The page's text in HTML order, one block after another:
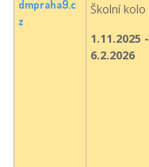
dmpraha9.c
z
Školní kolo
1.11.2025 -
6.2.2026